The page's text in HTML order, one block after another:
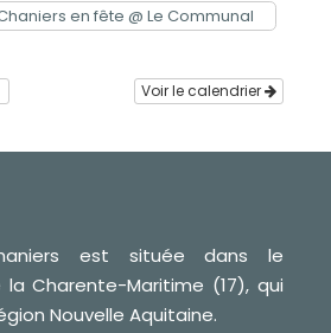
en fête @ Le Communal
Voir le calendrier
est située dans le
Charente-Maritime (17), qui
Nouvelle Aquitaine.